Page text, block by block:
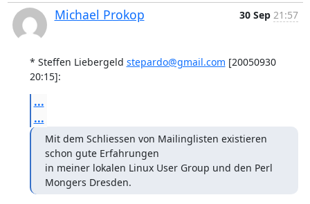
Michael Prokop 30 Sep 21:57
* Steffen Liebergeld stepardo@gmail.com [20050930
20:15]:
...
...
Mit dem Schliessen von Mailinglisten existieren
schon gute Erfahrungen
in meiner lokalen Linux User Group und den Perl
Mongers Dresden.